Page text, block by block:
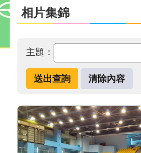
相片集錦
主題：